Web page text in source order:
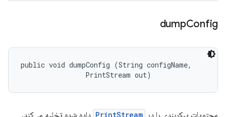
dumpConfig
public void dumpConfig (String configName,
                PrintStream out)
محتویات پیکربندی را در PrintStream داده شده تخلیه می‌کند.